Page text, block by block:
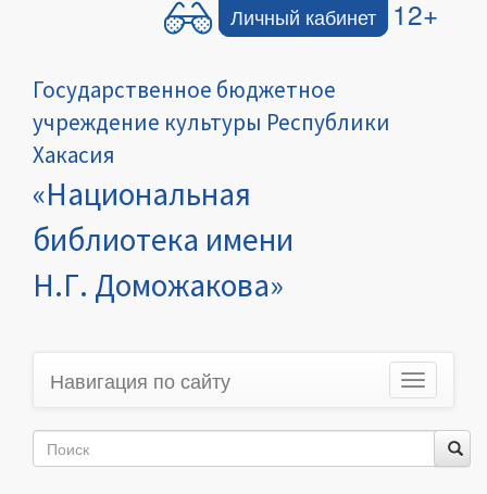
Личный кабинет 12+
Государственное бюджетное
учреждение культуры Республики
Хакасия
«Национальная
библиотека имени
Н.Г. Доможакова»
Toggle
navigation
Навигация по сайту